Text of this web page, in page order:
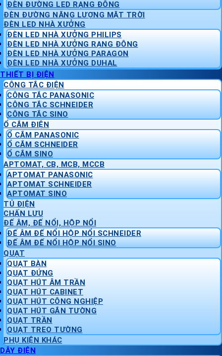
ĐÈN ĐƯỜNG LED RẠNG ĐÔNG
ĐÈN ĐƯỜNG NĂNG LƯỢNG MẶT TRỜI
ĐÈN LED NHÀ XƯỞNG
ĐÈN LED NHÀ XƯỞNG PHILIPS
ĐÈN LED NHÀ XƯỞNG RẠNG ĐÔNG
ĐÈN LED NHÀ XƯỞNG PARAGON
ĐÈN LED NHÀ XƯỞNG DUHAL
THIẾT BỊ ĐIỆN
CÔNG TẮC ĐIỆN
CÔNG TẮC PANASONIC
CÔNG TẮC SCHNEIDER
CÔNG TẮC SINO
Ổ CẮM ĐIỆN
Ổ CẮM PANASONIC
Ổ CẮM SCHNEIDER
Ổ CẮM SINO
APTOMAT, CB, MCB, MCCB
APTOMAT PANASONIC
APTOMAT SCHNEIDER
APTOMAT SINO
TỦ ĐIỆN
CHẤN LƯU
ĐẾ ÂM, ĐẾ NỔI, HỘP NỔI
ĐẾ ÂM ĐẾ NỔI HỘP NỔI SCHNEIDER
ĐẾ ÂM ĐẾ NỔI HỘP NỔI SINO
QUẠT
QUẠT BÀN
QUẠT ĐỨNG
QUẠT HÚT ÂM TRẦN
QUẠT HÚT CABINET
QUẠT HÚT CÔNG NGHIỆP
QUẠT HÚT GẮN TƯỜNG
QUẠT TRẦN
QUẠT TREO TƯỜNG
PHỤ KIỆN KHÁC
DÂY ĐIỆN